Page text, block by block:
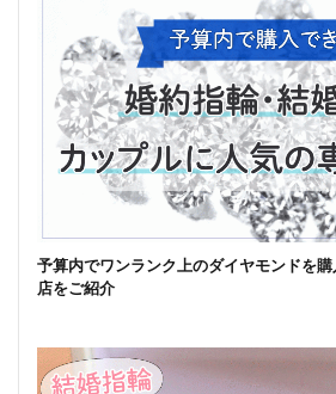
予算内でワンランク上のダイヤモンドを
店をご紹介